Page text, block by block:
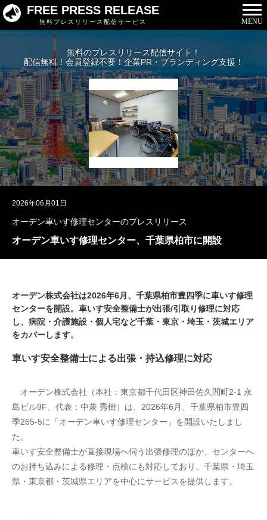
FREE PRESS RELEASE
無料プレスリリース配信サービス MENU
無料のプレスリリース配信サイト！
配信無料！会員登録不要！企業PR・ブランディング支援！
2026年06月01日
オーデン車いす修理センターのプレスリリース
オーデン車いす修理センター、千葉県柏市に開設
オーデン株式会社は2026年6月、千葉県柏市豊四季に車いす修理
センターを開設。車いす安全整備士が出張/引取り修理に対応
し、病院・介護施設・個人宅など千葉・東京・埼玉・茨城エリア
をカバーします。
車いす安全整備士による出張・持込修理に対応
オーデン株式会社（本社：東京都千代田区神田佐久間町2-1 永
島ビル9F、代表：中兼 秀樹）は、2026年6月、千葉県柏市豊四
季265-5に「オーデン車いす修理センター」を開設いたしまし
た。
車いす安全整備士が直接現場へ伺う出張修理のほか、センターへ
のお持ち込みによる修理・点検にも対応しており、千葉県・埼玉
県・東京都・茨城県エリアを中心にサービスを提供します。